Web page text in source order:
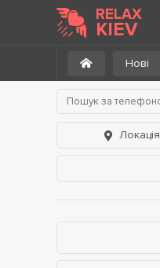
RELAX
KIEV
Нові
Локація